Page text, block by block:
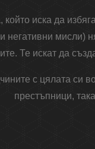
иска да
негативни мисли)
Те искат да
с цялата си
престъпници,